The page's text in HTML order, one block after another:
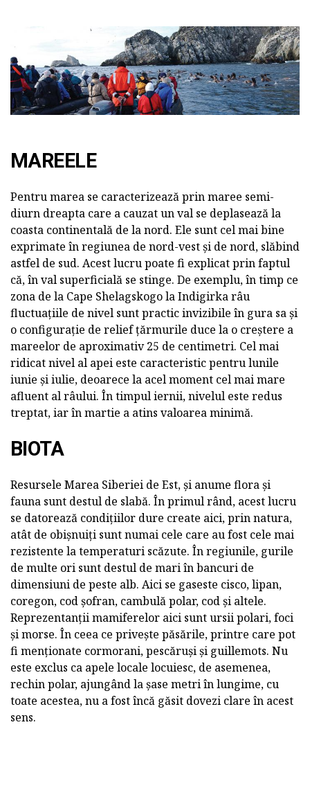
MAREELE
Pentru marea se caracterizează prin maree semi-
diurn dreapta care a cauzat un val se deplasează la
coasta continentală de la nord. Ele sunt cel mai bine
exprimate în regiunea de nord-vest și de nord, slăbind
astfel de sud. Acest lucru poate fi explicat prin faptul
că, în val superficială se stinge. De exemplu, în timp ce
zona de la Cape Shelagskogo la Indigirka râu
fluctuațiile de nivel sunt practic invizibile în gura sa și
o configurație de relief țărmurile duce la o creștere a
mareelor de aproximativ 25 de centimetri. Cel mai
ridicat nivel al apei este caracteristic pentru lunile
iunie și iulie, deoarece la acel moment cel mai mare
afluent al râului. În timpul iernii, nivelul este redus
treptat, iar în martie a atins valoarea minimă.
BIOTA
Resursele Marea Siberiei de Est, și anume flora și
fauna sunt destul de slabă. În primul rând, acest lucru
se datorează condițiilor dure create aici, prin natura,
atât de obișnuiți sunt numai cele care au fost cele mai
rezistente la temperaturi scăzute. În regiunile, gurile
de multe ori sunt destul de mari în bancuri de
dimensiuni de peste alb. Aici se gaseste cisco, lipan,
coregon, cod șofran, cambulă polar, cod și altele.
Reprezentanții mamiferelor aici sunt ursii polari, foci
și morse. În ceea ce privește păsările, printre care pot
fi menționate cormorani, pescăruși și guillemots. Nu
este exclus ca apele locale locuiesc, de asemenea,
rechin polar, ajungând la șase metri în lungime, cu
toate acestea, nu a fost încă găsit dovezi clare în acest
sens.